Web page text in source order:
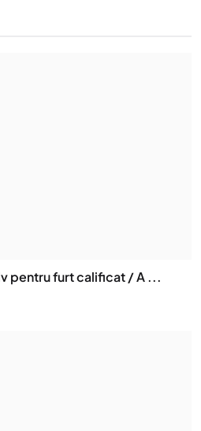
pentru furt calificat / A ...